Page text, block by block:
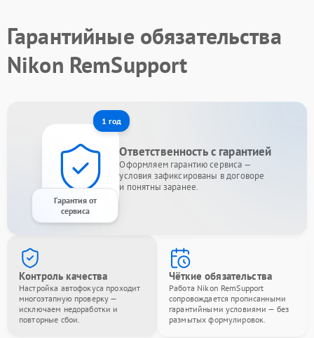
Гарантийные обязательства
Nikon RemSupport
1 год
Гарантия от
сервиса
Ответственность с гарантией
Оформляем гарантию сервиса —
условия зафиксированы в договоре
и понятны заранее.
Контроль качества
Настройка автофокуса проходит
многоэтапную проверку —
исключаем недоработки и
повторные сбои.
Чёткие обязательства
Работа Nikon RemSupport
сопровождается прописанными
гарантийными условиями — без
размытых формулировок.